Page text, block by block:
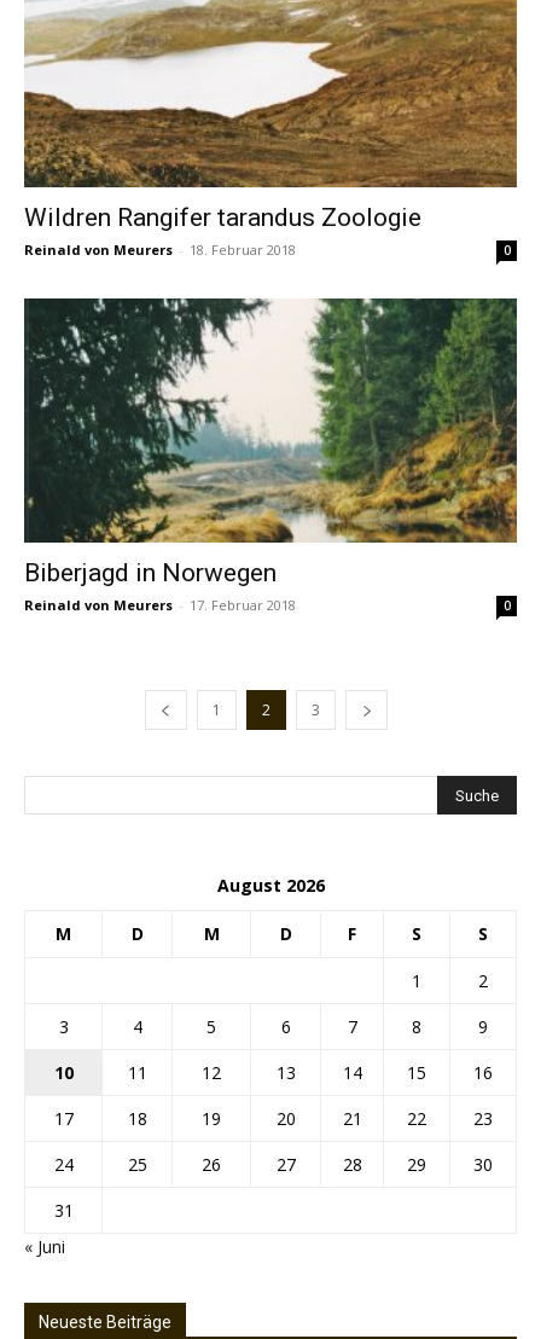
Wildren Rangifer tarandus Zoologie
Reinald von Meurers - 18. Februar 2018 0
Biberjagd in Norwegen
Reinald von Meurers - 17. Februar 2018 0
1 2 3
August 2026
M D M D F S S
1
2
3
4 5 6 7 8
9
10
11 12 13 14 15
16
17
18 19 20 21 22
23
24
25 26 27 28 29
30
31
« Juni
Neueste Beiträge